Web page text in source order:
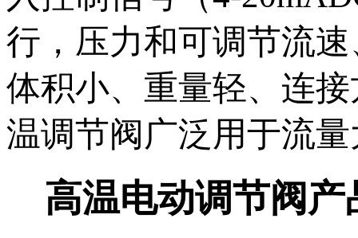
行，压力和可调节流
体积小、重量轻、连
温调节阀广泛用于流
高温电动调节阀产